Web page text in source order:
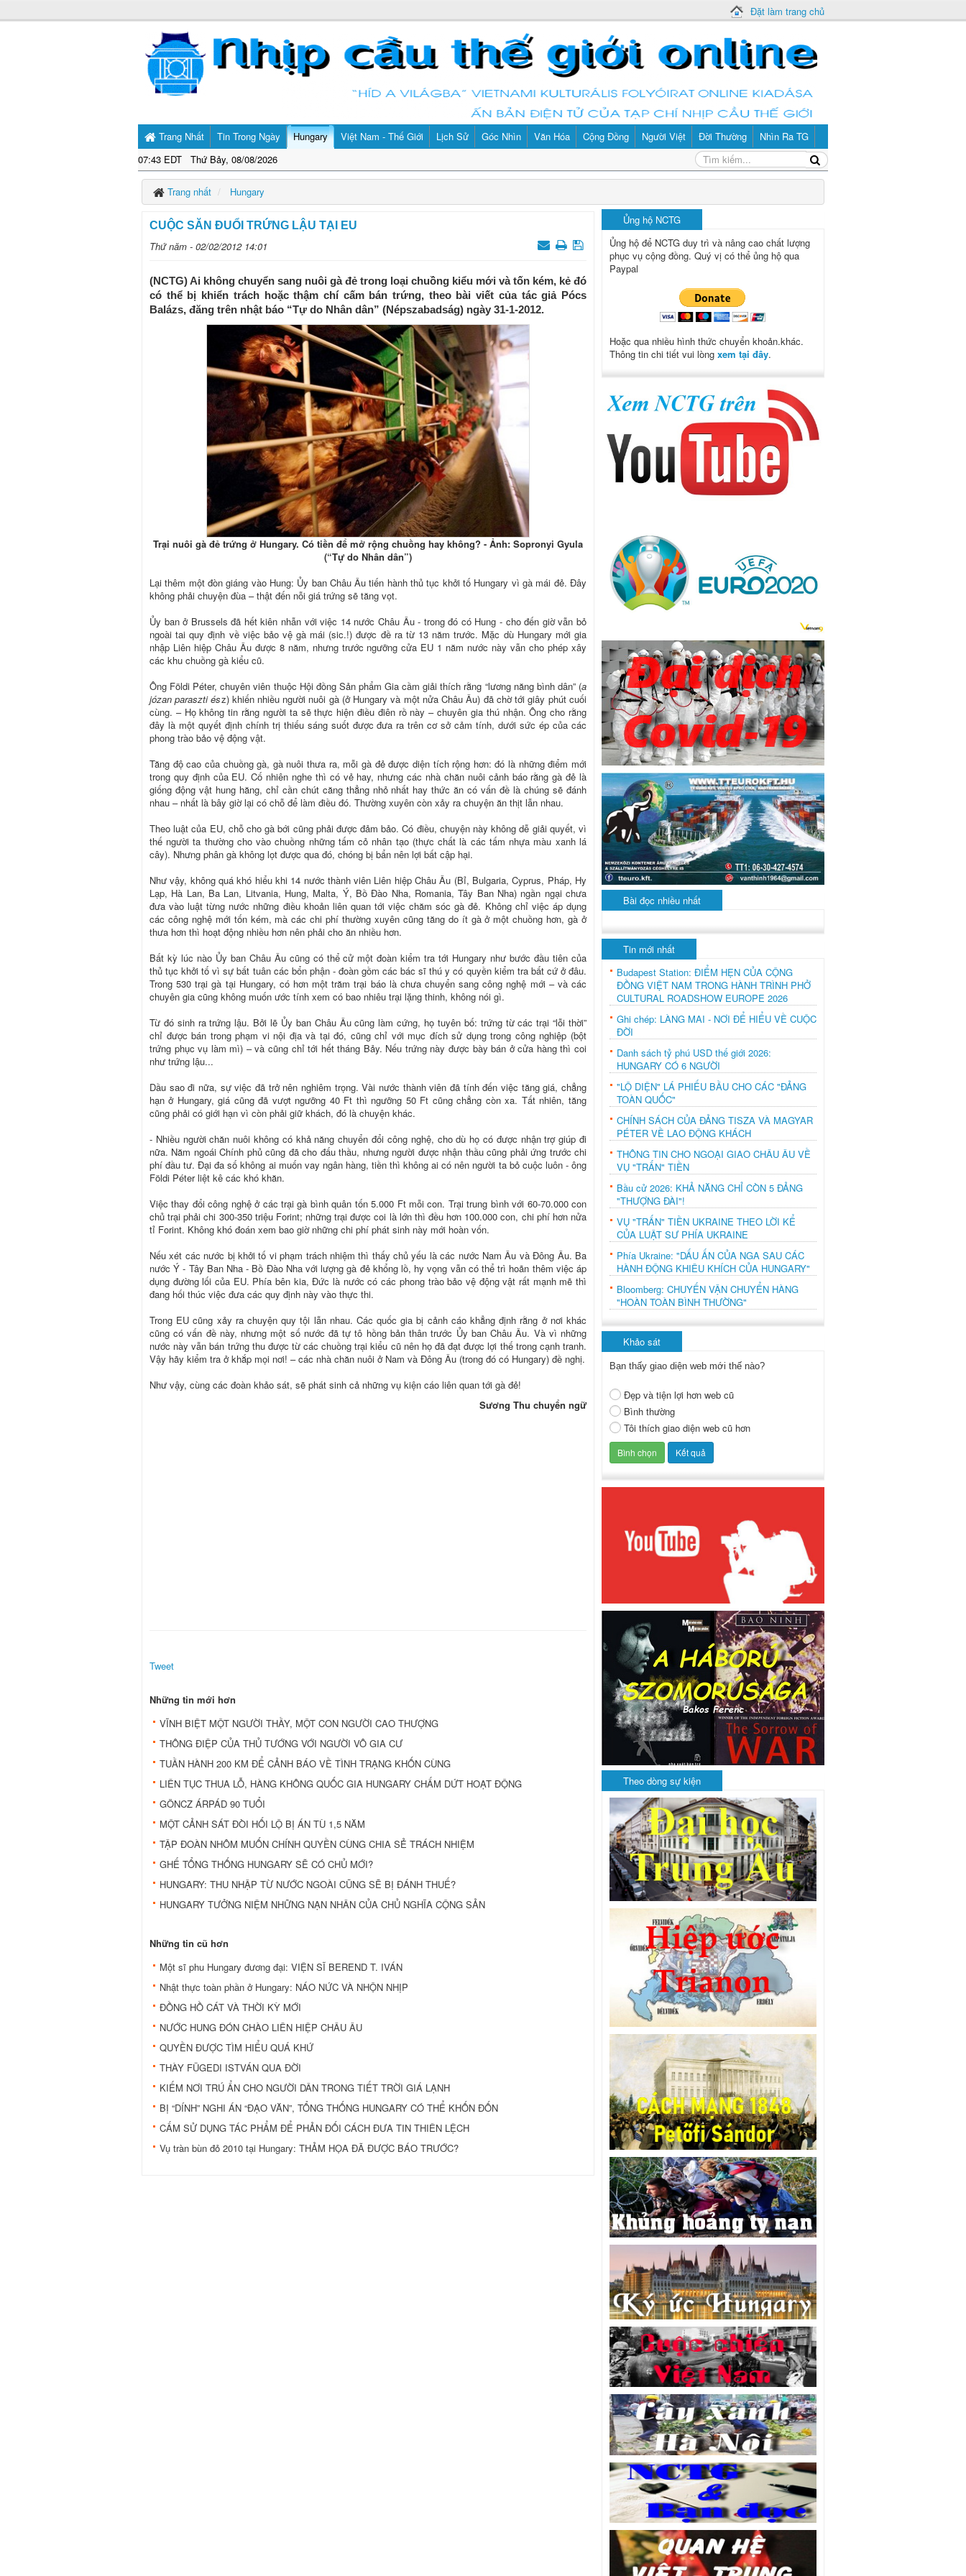
Đặt làm trang chủ
Trang Nhất
07:43 EDT Thứ Bảy, 08/08/2026
Tin Trong Ngày Hungary Việt Nam - Thế Giới Lịch Sử Góc Nhìn Văn Hóa Cộng Đồng Người Việt Đời Thường Nhìn Ra TG
Trang nhất Hungary
CUỘC SĂN ÐUỔI TRỨNG LẬU TẠI EU
Thứ năm - 02/02/2012 14:01
(NCTG) Ai không chuyển sang nuôi gà đẻ trong loại chuồng kiểu mới và tốn kém, kẻ đó
có thể bị khiển trách hoặc thậm chí cấm bán trứng, theo bài viết của tác giả Pócs
Balázs, đăng trên nhật báo “Tự do Nhân dân” (Népszabadság) ngày 31-1-2012.
Trại nuôi gà đẻ trứng ở Hungary. Có tiền để mở rộng chuồng hay không? - Ảnh: Sopronyi Gyula
(“Tự do Nhân dân”)
Lại thêm một đòn giáng vào Hung: Ủy ban Châu Âu tiến hành thủ tục khởi tố Hungary vì gà mái đẻ. Ðây
không phải chuyện đùa – thật đến nỗi giá trứng sẽ tăng vọt.
Ủy ban ở Brussels đã hết kiên nhẫn với việc 14 nước Châu Âu - trong đó có Hung - cho đến giờ vẫn bỏ
ngoài tai quy định về việc bảo vệ gà mái (sic.!) được đề ra từ 13 năm trước. Mặc dù Hungary mới gia
nhập Liên hiệp Châu Âu được 8 năm, nhưng trước ngưỡng cửa EU 1 năm nước này vẫn cho phép xây
các khu chuồng gà kiểu cũ.
Ông Földi Péter, chuyên viên thuộc Hội đồng Sản phẩm Gia cầm giải thích rằng “lương năng bình dân” (a
józan paraszti ész) khiến nhiều người nuôi gà (ở Hungary và một nửa Châu Âu) đã chờ tới giây phút cuối
cùng. – Họ không tin rằng người ta sẽ thực hiện điều điên rồ này – chuyên gia thú nhận. Ông cho rằng
đây là một quyết định chính trị thiếu sáng suốt được đưa ra trên cơ sở cảm tính, dưới sức ép của các
phong trào bảo vệ động vật.
Tăng độ cao của chuồng gà, gà nuôi thưa ra, mỗi gà đẻ được diện tích rộng hơn: đó là những điểm mới
trong quy định của EU. Cố nhiên nghe thì có vẻ hay, nhưng các nhà chăn nuôi cảnh báo rằng gà đẻ là
giống động vật hung hăng, chỉ cần chút căng thẳng nhỏ nhất hay thức ăn có vấn đề là chúng sẽ đánh
nhau – nhất là bây giờ lại có chỗ để làm điều đó. Thường xuyên còn xảy ra chuyện ăn thịt lẫn nhau.
Theo luật của EU, chỗ cho gà bới cũng phải được đảm bảo. Có điều, chuyện này không dễ giải quyết, vì
thế người ta thường cho vào chuồng những tấm cỏ nhân tạo (thực chất là các tấm nhựa màu xanh lá
cây). Nhưng phân gà không lọt được qua đó, chóng bị bẩn nên lợi bất cập hại.
Như vậy, không quá khó hiểu khi 14 nước thành viên Liên hiệp Châu Âu (Bỉ, Bulgaria, Cyprus, Pháp, Hy
Lạp, Hà Lan, Ba Lan, Litvania, Hung, Malta, Ý, Bồ Đào Nha, Romania, Tây Ban Nha) ngần ngại chưa
đưa vào luật từng nước những điều khoản liên quan tới việc chăm sóc gà đẻ. Không chỉ việc áp dụng
các công nghệ mới tốn kém, mà các chi phí thường xuyên cũng tăng do ít gà ở một chuồng hơn, gà ở
thưa hơn thì hoạt động nhiều hơn nên phải cho ăn nhiều hơn.
Bất kỳ lúc nào Ủy ban Châu Âu cũng có thể cử một đoàn kiểm tra tới Hungary như bước đầu tiên của
thủ tục khởi tố vì sự bất tuân các bổn phận - đoàn gồm các bác sĩ thú y có quyền kiểm tra bất cứ ở đâu.
Trong 530 trại gà tại Hungary, có hơn một trăm trại báo là chưa chuyển sang công nghệ mới – và các
chuyên gia cũng không muốn ước tính xem có bao nhiêu trại lặng thinh, không nói gì.
Từ đó sinh ra trứng lậu. Bởi lẽ Ủy ban Châu Âu cũng làm cứng, họ tuyên bố: trứng từ các trại “lỗi thời”
chỉ được bán trong phạm vi nội địa và tại đó, cũng chỉ với mục đích sử dụng trong công nghiệp (bột
trứng phục vụ làm mì) – và cũng chỉ tới hết tháng Bảy. Nếu trứng này được bày bán ở cửa hàng thì coi
như trứng lậu...
Dầu sao đi nữa, sự việc đã trở nên nghiêm trọng. Vài nước thành viên đã tính đến việc tăng giá, chẳng
hạn ở Hungary, giá cũng đã vượt ngưỡng 40 Ft thì ngưỡng 50 Ft cũng chẳng còn xa. Tất nhiên, tăng
cũng phải có giới hạn vì còn phải giữ khách, đó là chuyện khác.
- Nhiều người chăn nuôi không có khả năng chuyển đổi công nghệ, cho dù họ có được nhận trợ giúp đi
nữa. Năm ngoái Chính phủ cũng đã cho đấu thầu, nhưng người được nhận thầu cũng phải ứng trước chi
phí đầu tư. Đại đa số không ai muốn vay ngân hàng, tiền thì không ai có nên người ta bỏ cuộc luôn - ông
Földi Péter liệt kê các khó khăn.
Việc thay đổi công nghệ ở các trại gà bình quân tốn 5.000 Ft mỗi con. Trại trung bình với 60-70.000 con
chủ trại phải chi 300-350 triệu Forint; những trại được coi là lớn thì đều hơn 100.000 con, chi phí hơn nửa
tỉ Forint. Không khó đoán xem bao giờ những chi phí phát sinh này mới hoàn vốn.
Nếu xét các nước bị khởi tố vi phạm trách nhiệm thì thấy chủ yếu là các nước Nam Âu và Đông Âu. Ba
nước Ý - Tây Ban Nha - Bồ Đào Nha với lượng gà đẻ khổng lồ, hy vọng vẫn có thể trì hoãn thêm việc áp
dụng đường lối của EU. Phía bên kia, Đức là nước có các phong trào bảo vệ động vật rất mạnh mẽ thì
đang hối thúc việc đưa các quy định này vào thực thi.
Trong EU cũng xảy ra chuyện quy tội lẫn nhau. Các quốc gia bị cảnh cáo khẳng định rằng ở nơi khác
cũng có vấn đề này, nhưng một số nước đã tự tô hồng bản thân trước Ủy ban Châu Âu. Và vì những
nước này vẫn bán trứng thu được từ các chuồng trại kiểu cũ nên họ đã đạt được lợi thế trong cạnh tranh.
Vậy hãy kiểm tra ở khắp mọi nơi! – các nhà chăn nuôi ở Nam và Đông Âu (trong đó có Hungary) đề nghị.
Như vậy, cùng các đoàn khảo sát, sẽ phát sinh cả những vụ kiện cáo liên quan tới gà đẻ!
Sương Thu chuyển ngữ
Tweet
Những tin mới hơn
VĨNH BIỆT MỘT NGƯỜI THẦY, MỘT CON NGƯỜI CAO THƯỢNG
THÔNG ÐIỆP CỦA THỦ TƯỚNG VỚI NGƯỜI VÔ GIA CƯ
TUẦN HÀNH 200 KM ÐỂ CẢNH BÁO VỀ TÌNH TRẠNG KHỐN CÙNG
LIÊN TỤC THUA LỖ, HÀNG KHÔNG QUỐC GIA HUNGARY CHẤM DỨT HOẠT ÐỘNG
GÖNCZ ÁRPÁD 90 TUỔI
MỘT CẢNH SÁT ÐÒI HỐI LỘ BỊ ÁN TÙ 1,5 NĂM
TẬP ÐOÀN NHÔM MUỐN CHÍNH QUYỀN CÙNG CHIA SẺ TRÁCH NHIỆM
GHẾ TỔNG THỐNG HUNGARY SẼ CÓ CHỦ MỚI?
HUNGARY: THU NHẬP TỪ NƯỚC NGOÀI CŨNG SẼ BỊ ÐÁNH THUẾ?
HUNGARY TƯỞNG NIỆM NHỮNG NẠN NHÂN CỦA CHỦ NGHĨA CỘNG SẢN
Những tin cũ hơn
Một sĩ phu Hungary đương đại: VIỆN SĨ BEREND T. IVÁN
Nhật thực toàn phần ở Hungary: NÁO NỨC VÀ NHỘN NHỊP
ĐỒNG HỒ CÁT VÀ THỜI KỲ MỚI
NƯỚC HUNG ĐÓN CHÀO LIÊN HIỆP CHÂU ÂU
QUYỀN ĐƯỢC TÌM HIỂU QUÁ KHỨ
THÀY FÜGEDI ISTVÁN QUA ÐỜI
KIẾM NƠI TRÚ ẨN CHO NGƯỜI DÂN TRONG TIẾT TRỜI GIÁ LẠNH
BỊ “DÍNH” NGHI ÁN “ÐẠO VĂN”, TỔNG THỐNG HUNGARY CÓ THỂ KHỐN ÐỐN
CẤM SỬ DỤNG TÁC PHẨM ÐỂ PHẢN ÐỐI CÁCH ÐƯA TIN THIÊN LỆCH
Vụ tràn bùn đỏ 2010 tại Hungary: THẢM HỌA ÐÃ ÐƯỢC BÁO TRƯỚC?
Ủng hộ NCTG
Ủng hộ để NCTG duy trì và nâng cao chất lượng
phục vụ cộng đồng. Quý vị có thể ủng hộ qua
Paypal
Hoặc qua nhiều hình thức chuyển khoản.khác.
Thông tin chi tiết vui lòng xem tại đây.
Bài đọc nhiều nhất
Tin mới nhất
Budapest Station: ĐIỂM HẸN CỦA CỘNG
ĐỒNG VIỆT NAM TRONG HÀNH TRÌNH PHỞ
CULTURAL ROADSHOW EUROPE 2026
Ghi chép: LÀNG MAI - NƠI ĐỂ HIỂU VỀ CUỘC
ĐỜI
Danh sách tỷ phú USD thế giới 2026:
HUNGARY CÓ 6 NGƯỜI
"LỘ DIỆN" LÁ PHIẾU BẦU CHO CÁC "ĐẢNG
TOÀN QUỐC"
CHÍNH SÁCH CỦA ĐẢNG TISZA VÀ MAGYAR
PÉTER VỀ LAO ĐỘNG KHÁCH
THÔNG TIN CHO NGOẠI GIAO CHÂU ÂU VỀ
VỤ "TRẤN" TIỀN
Bầu cử 2026: KHẢ NĂNG CHỈ CÒN 5 ĐẢNG
"THƯỢNG ĐÀI"!
VỤ "TRẤN" TIỀN UKRAINE THEO LỜI KỂ
CỦA LUẬT SƯ PHÍA UKRAINE
Phía Ukraine: "DẤU ẤN CỦA NGA SAU CÁC
HÀNH ĐỘNG KHIÊU KHÍCH CỦA HUNGARY"
Bloomberg: CHUYẾN VẬN CHUYỂN HÀNG
"HOÀN TOÀN BÌNH THƯỜNG"
Khảo sát
Bạn thấy giao diện web mới thế nào?
Đẹp và tiện lợi hơn web cũ
Bình thường
Tôi thích giao diện web cũ hơn
Theo dòng sự kiện